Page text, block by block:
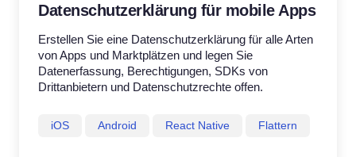
Datenschutzerklärung für mobile Apps
Erstellen Sie eine Datenschutzerklärung für alle Arten
von Apps und Marktplätzen und legen Sie
Datenerfassung, Berechtigungen, SDKs von
Drittanbietern und Datenschutzrechte offen.
iOS Android React Native Flattern